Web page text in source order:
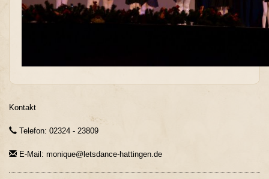
Kontakt
Telefon: 02324 - 23809
E-Mail: monique@letsdance-hattingen.de